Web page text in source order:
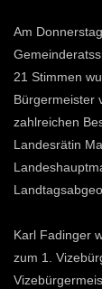
Am
21 Stimmen
Bürgermeister
zahlreichen
Landesrätin
Karl Fadinger
zum 1.